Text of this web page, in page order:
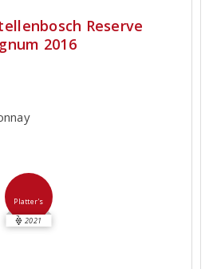
Reserve
2016
Platter's
2021